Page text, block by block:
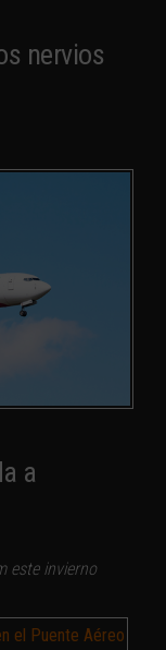
nervios
a
este invierno